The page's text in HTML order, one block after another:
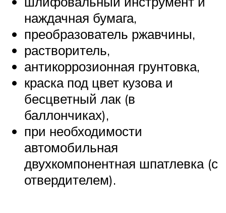
наждачная бумага,
преобразователь ржавчины,
растворитель,
антикоррозионная грунтовка,
краска под цвет кузова и
бесцветный лак (в
баллончиках),
при необходимости
автомобильная
двухкомпонентная шпатлевка (с
отвердителем).